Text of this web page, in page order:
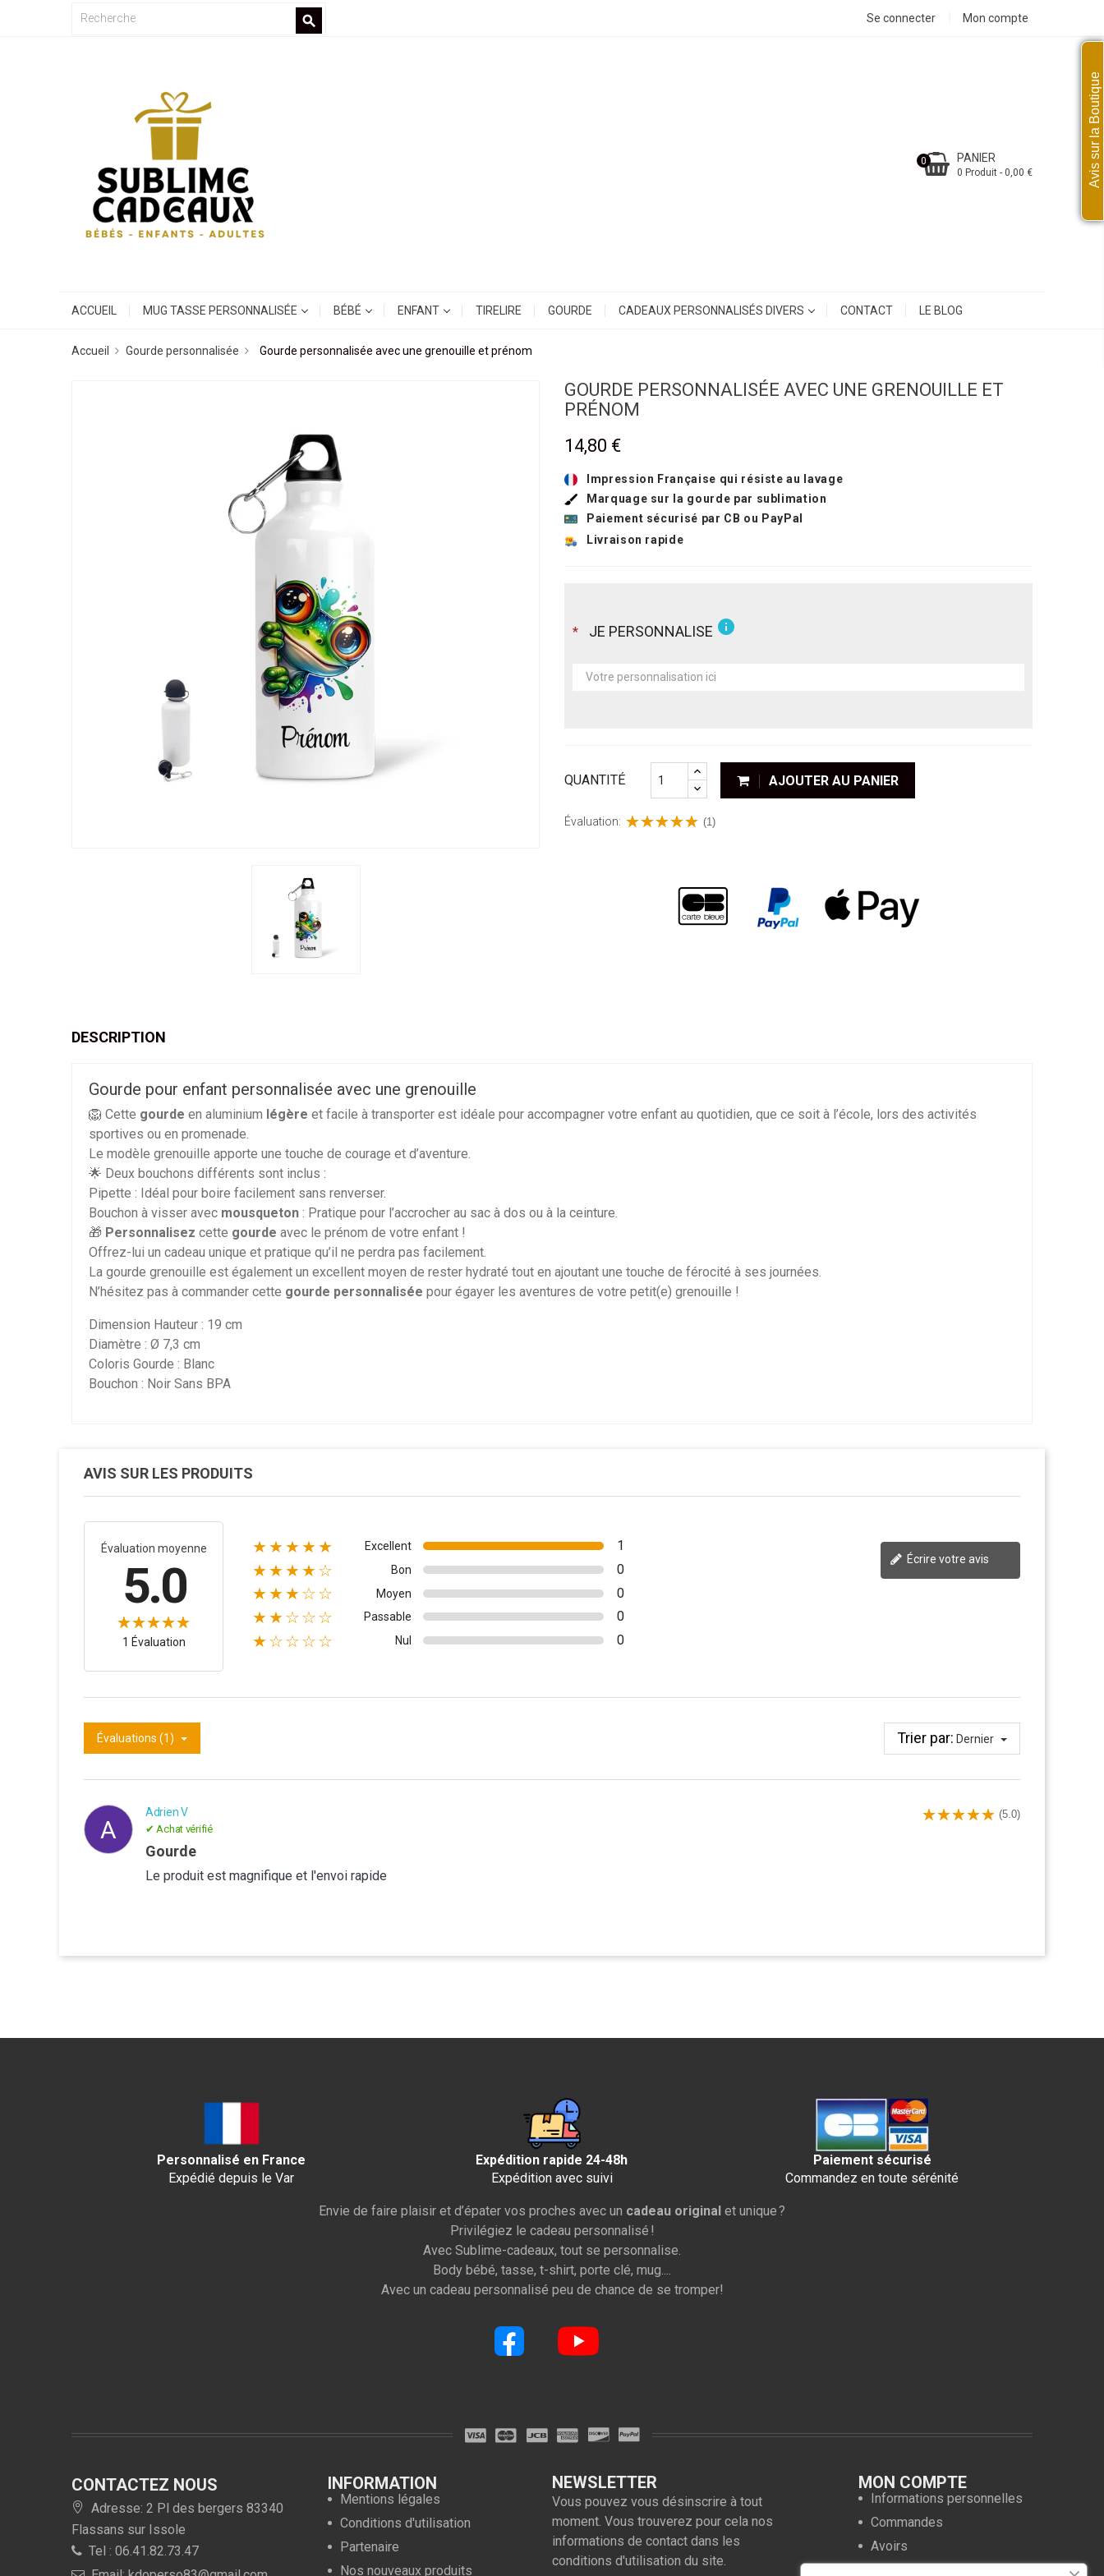
search Se connecter Mon compte
PANIER
0 Produit - 0,00 €
0
ACCUEIL MUG TASSE PERSONNALISÉE BÉBÉ ENFANT TIRELIRE GOURDE CADEAUX PERSONNALISÉS DIVERS CONTACT LE BLOG
Accueil Gourde personnalisée Gourde personnalisée avec une grenouille et prénom
GOURDE PERSONNALISÉE AVEC UNE GRENOUILLE ET
PRÉNOM
14,80 €
Impression Française qui résiste au lavage
Marquage sur la gourde par sublimation
Paiement sécurisé par CB ou PayPal
Livraison rapide
* JE PERSONNALISE info
QUANTITÉ AJOUTER AU PANIER
Évaluation: (1)
DESCRIPTION
Gourde pour enfant personnalisée avec une grenouille
🦁 Cette gourde en aluminium légère et facile à transporter est idéale pour accompagner votre enfant au quotidien, que ce soit à l’école, lors des activités
sportives ou en promenade.
Le modèle grenouille apporte une touche de courage et d’aventure.
🌟 Deux bouchons différents sont inclus :
Pipette : Idéal pour boire facilement sans renverser.
Bouchon à visser avec mousqueton : Pratique pour l’accrocher au sac à dos ou à la ceinture.
🎁 Personnalisez cette gourde avec le prénom de votre enfant !
Offrez-lui un cadeau unique et pratique qu’il ne perdra pas facilement.
La gourde grenouille est également un excellent moyen de rester hydraté tout en ajoutant une touche de férocité à ses journées.
N’hésitez pas à commander cette gourde personnalisée pour égayer les aventures de votre petit(e) grenouille !
Dimension Hauteur : 19 cm
Diamètre : Ø 7,3 cm
Coloris Gourde : Blanc
Bouchon : Noir Sans BPA
AVIS SUR LES PRODUITS
Évaluation moyenne
5.0
1 Évaluation
★★★★★ Excellent 1
★★★★☆ Bon 0
★★★☆☆ Moyen 0
★★☆☆☆ Passable 0
★☆☆☆☆ Nul 0
Écrire votre avis
Évaluations (1) Trier par: Dernier
A
Adrien V
✔ Achat vérifié
(5.0)
Gourde
Le produit est magnifique et l'envoi rapide
Personnalisé en France
Expédié depuis le Var
Expédition rapide 24-48h
Expédition avec suivi
Paiement sécurisé
Commandez en toute sérénité
Envie de faire plaisir et d’épater vos proches avec un cadeau original et unique ?
Privilégiez le cadeau personnalisé !
Avec Sublime-cadeaux, tout se personnalise.
Body bébé, tasse, t-shirt, porte clé, mug....
Avec un cadeau personnalisé peu de chance de se tromper!
CONTACTEZ NOUS
Adresse: 2 Pl des bergers 83340
Flassans sur Issole
Tel : 06.41.82.73.47
INFORMATION
Mentions légales
Conditions d'utilisation
Partenaire
Nos nouveaux produits
NEWSLETTER
Vous pouvez vous désinscrire à tout
moment. Vous trouverez pour cela nos
informations de contact dans les
conditions d'utilisation du site.
MON COMPTE
Informations personnelles
Commandes
Avoirs
Avis sur la Boutique